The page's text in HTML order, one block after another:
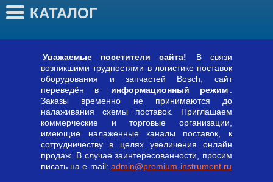
КАТАЛОГ
Уважаемые посетители сайта!
В связи
возникшими трудностями в логистике поставок
оборудования и запчастей Bosch, сайт
переведён в
информационный режим
Заказы временно не принимаются до
налаживания схемы поставок. Приглашаем
коммерческие и торговые организации,
имеющие налаженные каналы поставок, к
сотрудничеству в целях увеличения онлайн
продаж. В случае заинтересованности, просим
писать на e-mail:admin@premium-instrument.ru